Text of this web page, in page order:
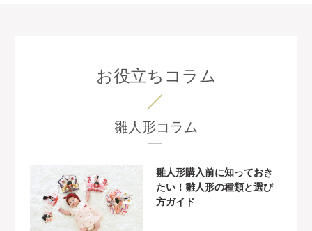
お役立ちコラム
雛人形コラム
雛人形購入前に知っておき
たい！雛人形の種類と選び
方ガイド